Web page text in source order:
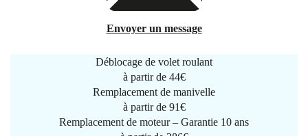
Envoyer un message
Déblocage de volet roulant
à partir de 44€
Remplacement de manivelle
à partir de 91€
Remplacement de moteur – Garantie 10 ans